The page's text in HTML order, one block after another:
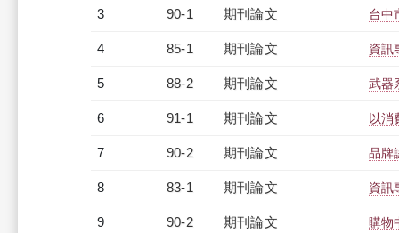
3 90-1 期刊論文 台中
4 85-1 期刊論文 資訊
5 88-2 期刊論文 武器
6 91-1 期刊論文 以消
7 90-2 期刊論文 品牌
8 83-1 期刊論文 資訊
9 90-2 期刊論文 購物